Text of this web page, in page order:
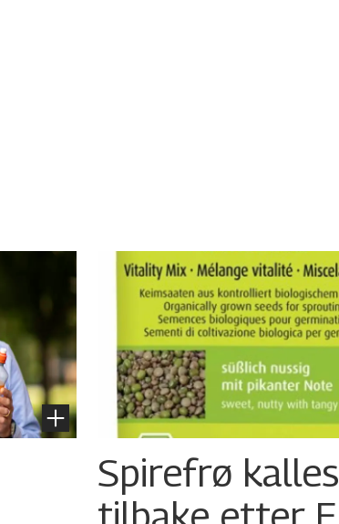
Spirefrø kalles